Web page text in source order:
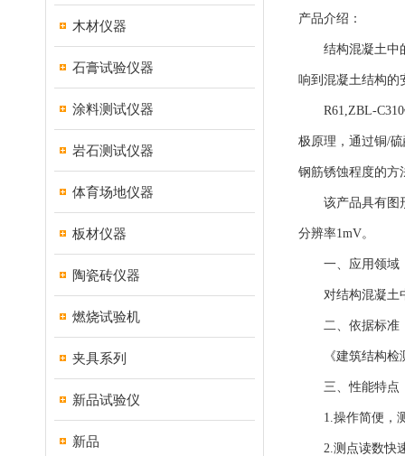
木材仪器
石膏试验仪器
涂料测试仪器
岩石测试仪器
体育场地仪器
板材仪器
陶瓷砖仪器
燃烧试验机
夹具系列
新品试验仪
新品
产品介绍：
结构混凝土中的
响到混凝土结构的
R61,ZBL-C310
极原理，通过铜/
钢筋锈蚀程度的方
该产品具有图形
分辨率1mV。
一、应用领域
对结构混凝土中
二、依据标准
《建筑结构
三、性能特点
1.操作简便，测
2.测点读数快速